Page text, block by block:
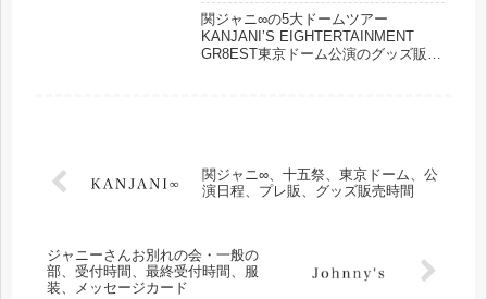
関ジャニ∞の5大ドームツアー
KANJANI’S EIGHTERTAINMENT
GR8EST東京ドーム公演のグッズ販売
関ジャニ∞、十五祭、東京ドーム、公
演日程、プレ販、グッズ販売時間
ジャニーさんお別れの会・一般の
部、受付時間、最終受付時間、服
装、メッセージカード